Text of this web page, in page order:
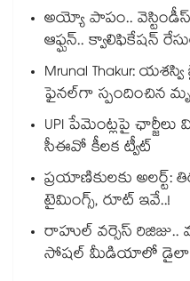
అయ్యో పాపం.. వెస్టిండీస్
ఆఫ్ఘన్.. క్వాలిఫికేషన్
Mrunal Thakur:
ఫైనల్‌గా స్పందించిన
UPI పేమెంట్లపై ఛార్జీలు
సీఈవో కీలక ట్వీట్
ప్రయాణికులకు అలర్ట్:
టైమింగ్స్, రూట్ ఇవే..!
రాహుల్ వర్సెస్ రిజిజు..
సోషల్ మీడియాలో